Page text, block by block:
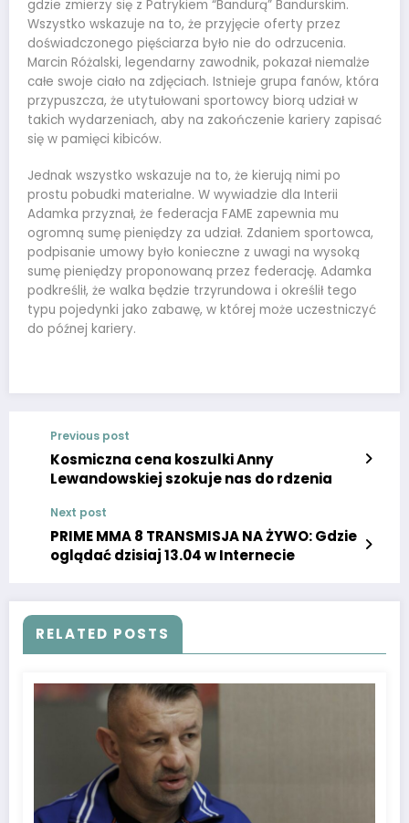
gdzie zmierzy się z Patrykiem “Bandurą” Bandurskim.
Wszystko wskazuje na to, że przyjęcie oferty przez
doświadczonego pięściarza było nie do odrzucenia.
Marcin Różalski, legendarny zawodnik, pokazał niemalże
całe swoje ciało na zdjęciach. Istnieje grupa fanów, która
przypuszcza, że utytułowani sportowcy biorą udział w
takich wydarzeniach, aby na zakończenie kariery zapisać
się w pamięci kibiców.
Jednak wszystko wskazuje na to, że kierują nimi po
prostu pobudki materialne. W wywiadzie dla Interii
Adamka przyznał, że federacja FAME zapewnia mu
ogromną sumę pieniędzy za udział. Zdaniem sportowca,
podpisanie umowy było konieczne z uwagi na wysoką
sumę pieniędzy proponowaną przez federację. Adamka
podkreślił, że walka będzie trzyrundowa i określił tego
typu pojedynki jako zabawę, w której może uczestniczyć
do późnej kariery.
Previous post
Kosmiczna cena koszulki Anny
Lewandowskiej szokuje nas do rdzenia
Next post
PRIME MMA 8 TRANSMISJA NA ŻYWO: Gdzie
oglądać dzisiaj 13.04 w Internecie
RELATED POSTS